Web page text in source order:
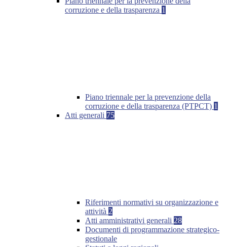
corruzione e della trasparenza 1
Piano triennale per la prevenzione della
corruzione e della trasparenza (PTPCT) 1
Atti generali 75
Riferimenti normativi su organizzazione e
attività 2
Atti amministrativi generali 28
Documenti di programmazione strategico-
gestionale